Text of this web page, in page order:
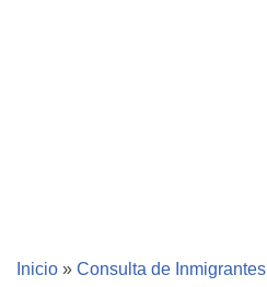
Inicio » Consulta de Inmigrantes